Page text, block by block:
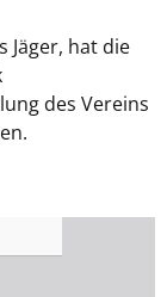
Jäger, hat die
des Vereins